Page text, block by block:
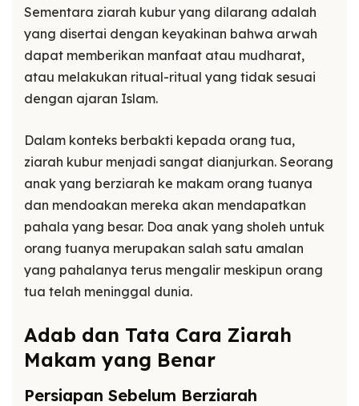
Sementara ziarah kubur yang dilarang adalah
yang disertai dengan keyakinan bahwa arwah
dapat memberikan manfaat atau mudharat,
atau melakukan ritual-ritual yang tidak sesuai
dengan ajaran Islam.
Dalam konteks berbakti kepada orang tua,
ziarah kubur menjadi sangat dianjurkan. Seorang
anak yang berziarah ke makam orang tuanya
dan mendoakan mereka akan mendapatkan
pahala yang besar. Doa anak yang sholeh untuk
orang tuanya merupakan salah satu amalan
yang pahalanya terus mengalir meskipun orang
tua telah meninggal dunia.
Adab dan Tata Cara Ziarah
Makam yang Benar
Persiapan Sebelum Berziarah